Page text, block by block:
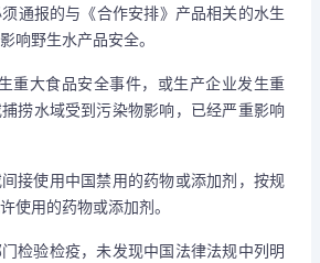
须通报的与《合作安排》产品相关的水生
响野生水产品安全。
大食品安全事件，或生产企业发生重
捞水域受到污染物影响，已经严重影响
使用中国禁用的药物或添加剂，按规
使用的药物或添加剂。
验检疫，未发现中国法律法规中列明